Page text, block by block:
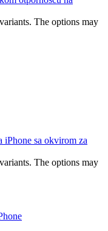
The options may
The options may